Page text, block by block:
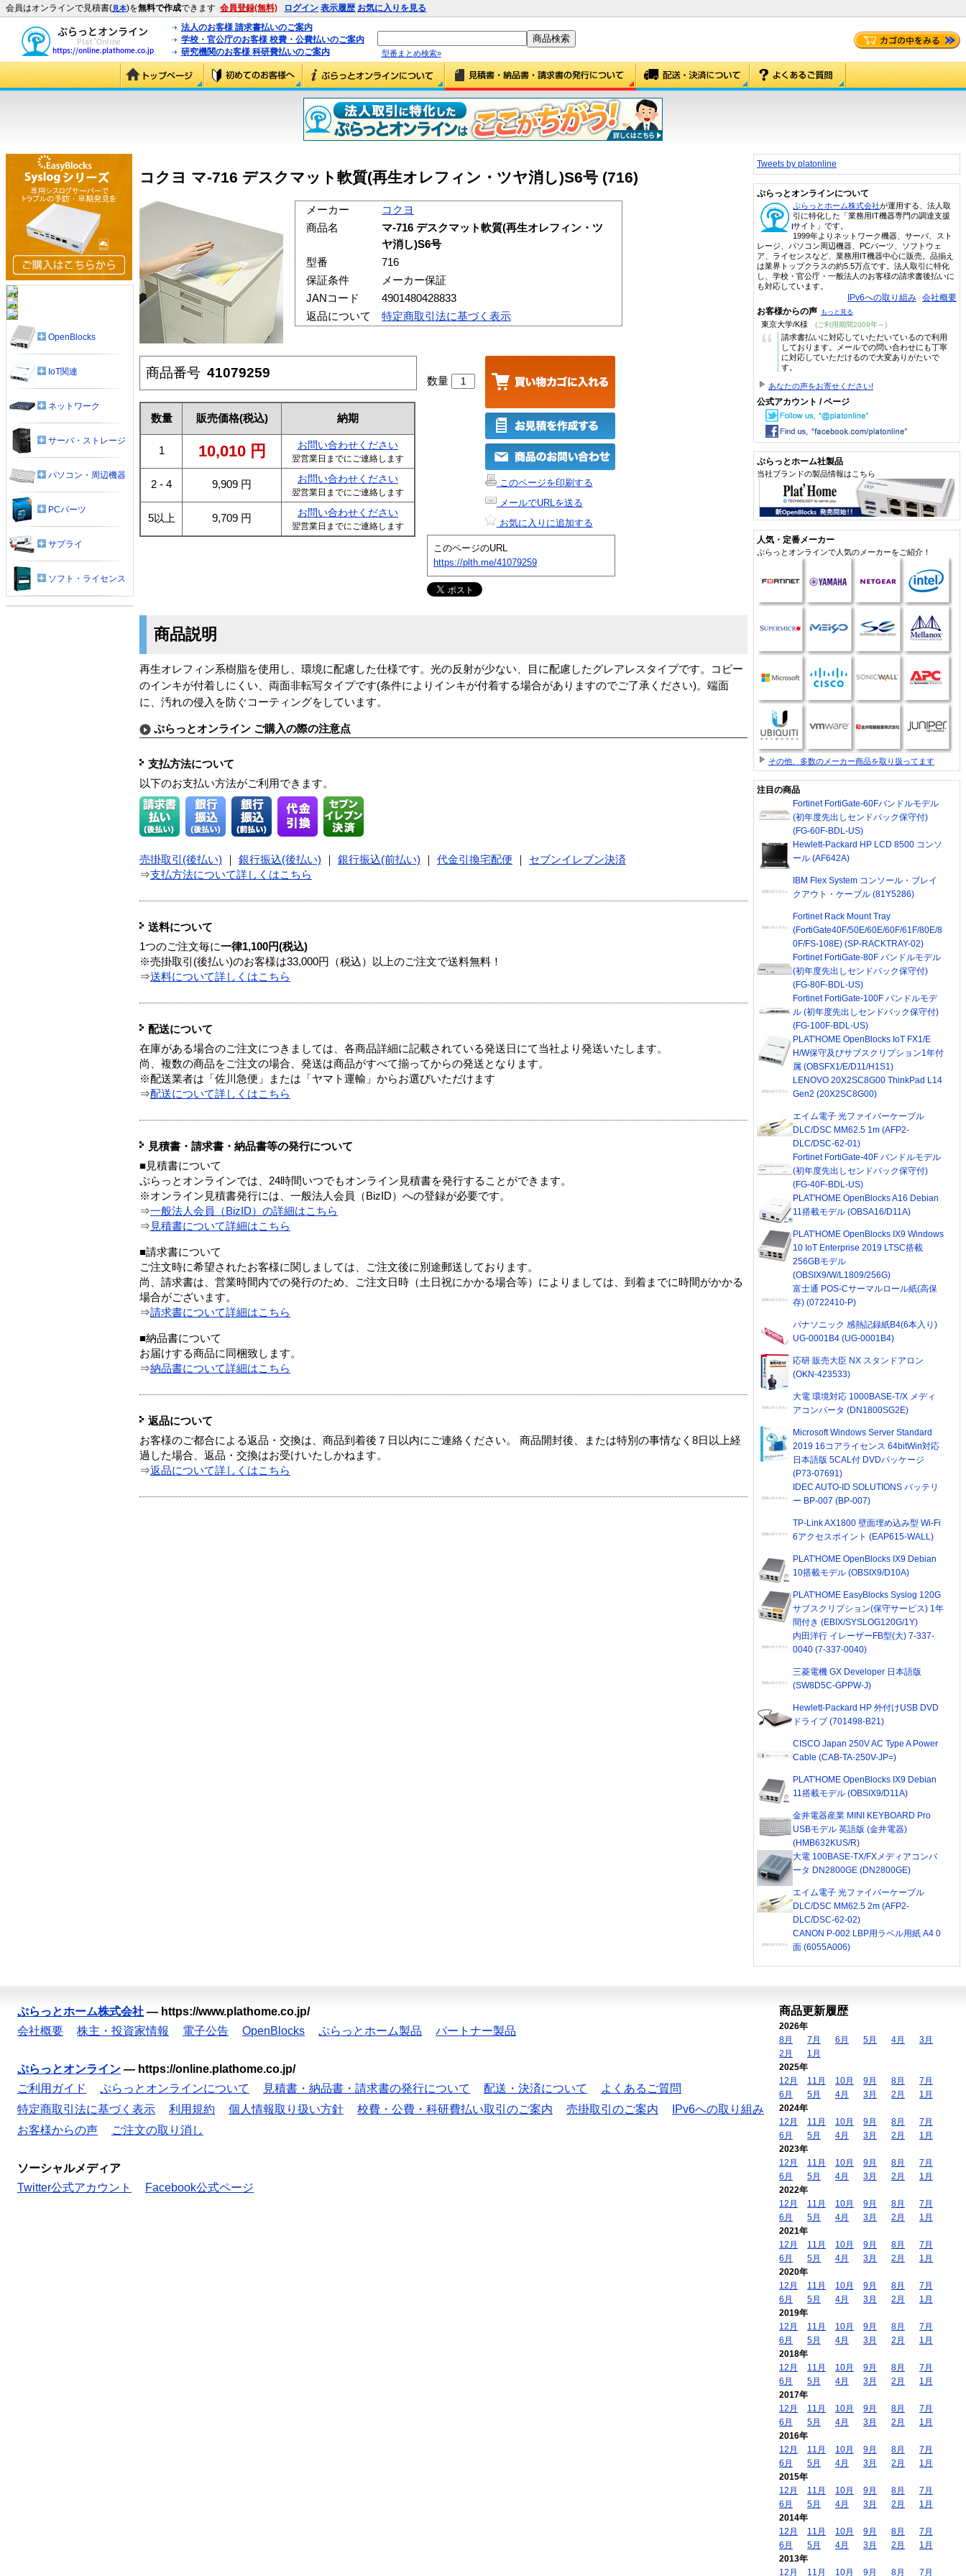
会員はオンラインで見積書(見本)を無料で作成できます 会員登録(無料) ログイン 表示履歴 お気に入りを見る
法人のお客様 請求書払いのご案内
学校・官公庁のお客様 校費・公費払いのご案内
研究機関のお客様 科研費払いのご案内
型番まとめ検索»
コクヨ マ-716 デスクマット軟質(再生オレフィン・ツヤ消し)S6号 (716)
メーカー
コクヨ
商品名
マ-716 デスクマット軟質(再生オレフィン・ツ
ヤ消し)S6号
型番
716
保証条件
メーカー保証
JANコード
4901480428833
返品について
特定商取引法に基づく表示
商品番号 41079259
数量 販売価格(税込) 納期
1 10,010 円 お問い合わせください
翌営業日までにご連絡します
2 - 4 9,909 円 お問い合わせください
翌営業日までにご連絡します
5以上 9,709 円 お問い合わせください
翌営業日までにご連絡します
数量
このページを印刷する
メールでURLを送る
お気に入りに追加する
このページのURL
https://plth.me/41079259
商品説明
再生オレフィン系樹脂を使用し、環境に配慮した仕様です。光の反射が少ない、目に配慮したグレアレスタイプです。コピー
のインキが付着しにくい、両面非転写タイプです(条件によりインキが付着する場合がありますのでご了承ください)。端面
に、汚れの侵入を防ぐコーティングをしています。
ぷらっとオンライン ご購入の際の注意点
支払方法について
以下のお支払い方法がご利用できます。
売掛取引(後払い) 銀行振込(後払い) 銀行振込(前払い) 代金引換宅配便
セブンイレブン決済
⇒支払方法について詳しくはこちら
送料について
1つのご注文毎に一律1,100円(税込)
※売掛取引(後払い)のお客様は33,000円（税込）以上のご注文で送料無料！
⇒送料について詳しくはこちら
配送について
在庫がある場合のご注文につきましては、各商品詳細に記載されている発送日にて当社より発送いたします。
尚、複数の商品をご注文の場合、発送は商品がすべて揃ってからの発送となります。
※配送業者は「佐川急便」または「ヤマト運輸」からお選びいただけます
⇒配送について詳しくはこちら
見積書・請求書・納品書等の発行について
■見積書について
ぷらっとオンラインでは、24時間いつでもオンライン見積書を発行することができます。
※オンライン見積書発行には、一般法人会員（BizID）への登録が必要です。
⇒一般法人会員（BizID）の詳細はこちら
⇒ 見積書について詳細はこちら
■請求書について
ご注文時に希望されたお客様に関しましては、ご注文後に別途郵送しております。
尚、請求書は、営業時間内での発行のため、ご注文日時（土日祝にかかる場合等）によりましては、到着までに時間がかかる
場合がございます。
⇒請求書について詳細はこちら
■納品書について
お届けする商品に同梱致します。
⇒納品書について詳細はこちら
返品について
お客様のご都合による返品・交換は、商品到着後７日以内にご連絡ください。 商品開封後、または特別の事情なく8日以上経
過した場合、返品・交換はお受けいたしかねます。
⇒返品について詳しくはこちら
OpenBlocks
IoT関連
ネットワーク
サーバ・ストレージ
パソコン・周辺機器
PCパーツ
サプライ
ソフト・ライセンス
Tweets by platonline
ぷらっとオンラインについて
ぷらっとホーム株式会社が運用する、法人取
引に特化した「業務用IT機器専門の調達支援
サイト」です。
1999年よりネットワーク機器、サーバ、スト
レージ、パソコン周辺機器、PCパーツ、ソフトウェ
ア、ライセンスなど、業務用IT機器中心に販売。品揃え
は業界トップクラスの約5.5万点です。法人取引に特化
し、学校・官公庁・一般法人のお客様の請求書後払いに
も対応しています。
IPv6への取り組み 会社概要
お客様からの声 もっと見る
東京大学/K様 (ご利用期間2009年～)
“
請求書払いに対応していただいているので利用
しております。メールでの問い合わせにも丁寧
に対応していただけるので大変ありがたいで
す。
あなたの声をお寄せください!
公式アカウント / ページ
ぷらっとホーム社製品
当社ブランドの製品情報はこちら
人気・定番メーカー
ぷらっとオンラインで人気のメーカーをご紹介！
その他、多数のメーカー商品を取り扱ってます
注目の商品
Fortinet FortiGate-60Fバンドルモデル
(初年度先出しセンドバック保守付)
(FG-60F-BDL-US)
Hewlett-Packard HP LCD 8500 コンソ
ール (AF642A)
IBM Flex System コンソール・ブレイ
クアウト・ケーブル (81Y5286)
Fortinet Rack Mount Tray
(FortiGate40F/50E/60E/60F/61F/80E/8
0F/FS-108E) (SP-RACKTRAY-02)
Fortinet FortiGate-80F バンドルモデル
(初年度先出しセンドバック保守付)
(FG-80F-BDL-US)
Fortinet FortiGate-100F バンドルモデ
ル (初年度先出しセンドバック保守付)
(FG-100F-BDL-US)
PLAT'HOME OpenBlocks IoT FX1/E
H/W保守及びサブスクリプション1年付
属 (OBSFX1/E/D11/H1S1)
LENOVO 20X2SC8G00 ThinkPad L14
Gen2 (20X2SC8G00)
エイム電子 光ファイバーケーブル
DLC/DSC MM62.5 1m (AFP2-
DLC/DSC-62-01)
Fortinet FortiGate-40F バンドルモデル
(初年度先出しセンドバック保守付)
(FG-40F-BDL-US)
PLAT'HOME OpenBlocks A16 Debian
11搭載モデル (OBSA16/D11A)
PLAT'HOME OpenBlocks IX9 Windows
10 IoT Enterprise 2019 LTSC搭載
256GBモデル
(OBSIX9/W/L1809/256G)
富士通 POS-Cサーマルロール紙(高保
存) (0722410-P)
パナソニック 感熱記録紙B4(6本入り)
UG-0001B4 (UG-0001B4)
応研 販売大臣 NX スタンドアロン
(OKN-423533)
大電 環境対応 1000BASE-T/X メディ
アコンバータ (DN1800SG2E)
Microsoft Windows Server Standard
2019 16コアライセンス 64bitWin対応
日本語版 5CAL付 DVDパッケージ
(P73-07691)
IDEC AUTO-ID SOLUTIONS バッテリ
ー BP-007 (BP-007)
TP-Link AX1800 壁面埋め込み型 Wi-Fi
6アクセスポイント (EAP615-WALL)
PLAT'HOME OpenBlocks IX9 Debian
10搭載モデル (OBSIX9/D10A)
PLAT'HOME EasyBlocks Syslog 120G
サブスクリプション(保守サービス) 1年
間付き (EBIX/SYSLOG120G/1Y)
内田洋行 イレーザーFB型(大) 7-337-
0040 (7-337-0040)
三菱電機 GX Developer 日本語版
(SW8D5C-GPPW-J)
Hewlett-Packard HP 外付けUSB DVD
ドライブ (701498-B21)
CISCO Japan 250V AC Type A Power
Cable (CAB-TA-250V-JP=)
PLAT'HOME OpenBlocks IX9 Debian
11搭載モデル (OBSIX9/D11A)
金井電器産業 MINI KEYBOARD Pro
USBモデル 英語版 (金井電器)
(HMB632KUS/R)
大電 100BASE-TX/FXメディアコンバ
ータ DN2800GE (DN2800GE)
エイム電子 光ファイバーケーブル
DLC/DSC MM62.5 2m (AFP2-
DLC/DSC-62-02)
CANON P-002 LBP用ラベル用紙 A4 0
面 (6055A006)
ぷらっとホーム株式会社 — https://www.plathome.co.jp/
会社概要
株主・投資家情報 電子公告 OpenBlocks ぷらっとホーム製品 パートナー製品
ぷらっとオンライン — https://online.plathome.co.jp/
ご利用ガイド
ぷらっとオンラインについて 見積書・納品書・請求書の発行について 配送・決済について
よくあるご質問
特定商取引法に基づく表示
利用規約 個人情報取り扱い方針 校費・公費・科研費払い取引のご案内 売掛取引のご案内
IPv6への取り組み
お客様からの声
ご注文の取り消し
ソーシャルメディア
Twitter公式アカウント
Facebook公式ページ
商品更新履歴
2026年
8月
7月 6月 5月 4月
3月
2月
1月
2025年
12月
11月 10月 9月 8月
7月
6月
5月 4月 3月 2月
1月
2024年
12月
11月 10月 9月 8月
7月
6月
5月 4月 3月 2月
1月
2023年
12月
11月 10月 9月 8月
7月
6月
5月 4月 3月 2月
1月
2022年
12月
11月 10月 9月 8月
7月
6月
5月 4月 3月 2月
1月
2021年
12月
11月 10月 9月 8月
7月
6月
5月 4月 3月 2月
1月
2020年
12月
11月 10月 9月 8月
7月
6月
5月 4月 3月 2月
1月
2019年
12月
11月 10月 9月 8月
7月
6月
5月 4月 3月 2月
1月
2018年
12月
11月 10月 9月 8月
7月
6月
5月 4月 3月 2月
1月
2017年
12月
11月 10月 9月 8月
7月
6月
5月 4月 3月 2月
1月
2016年
12月
11月 10月 9月 8月
7月
6月
5月 4月 3月 2月
1月
2015年
12月
11月 10月 9月 8月
7月
6月
5月 4月 3月 2月
1月
2014年
12月
11月 10月 9月 8月
7月
6月
5月 4月 3月 2月
1月
2013年
12月
11月 10月 9月 8月 7月